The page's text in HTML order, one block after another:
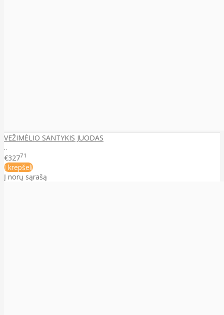
VEŽIMĖLIO SANTYKIS JUODAS
..
€32771
Į krepšelį
Į norų sąrašą